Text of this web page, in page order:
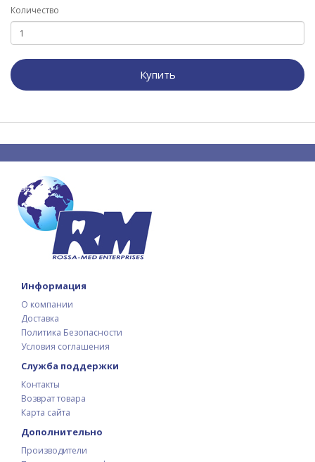
Количество
Купить
Информация
О компании
Доставка
Политика Безопасности
Условия соглашения
Служба поддержки
Контакты
Возврат товара
Карта сайта
Дополнительно
Производители